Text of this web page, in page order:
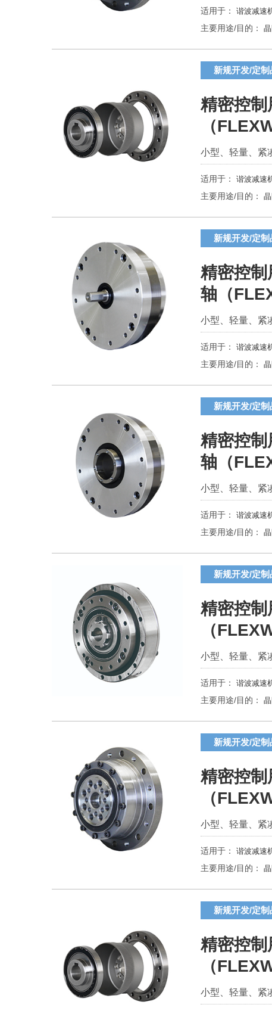
适用于： 谐波减速
主要用途/目的：
新规开发/定制
精密控制
（
小型、轻量、紧
适用于： 谐波减速
主要用途/目的：
新规开发/定制
精密控制
轴（
小型、轻量、紧
适用于： 谐波减速
主要用途/目的：
新规开发/定制
精密控
轴（
小型、轻量、紧
适用于： 谐波减速
主要用途/目的：
新规开发/定制
精密控制
（
小型、轻量、紧
适用于： 谐波减速
主要用途/目的：
新规开发/定制
精密控制
（
小型、轻量、紧
适用于： 谐波减速
主要用途/目的：
新规开发/定制
精密控制
（
小型、轻量、紧